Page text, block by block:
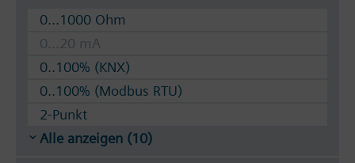
0...1000 Ohm
0...20 mA
0..100% (KNX)
0..100% (Modbus RTU)
2-Punkt
Alle anzeigen (10)